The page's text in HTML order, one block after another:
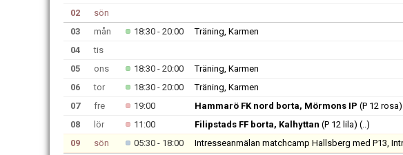
02
sön
03 mån 18:30 - 20:00
Träning, Karmen
04
tis
05
ons 18:30 - 20:00
Träning, Karmen
06
tor 18:30 - 20:00
Träning, Karmen
07
fre 19:00 Hammarö FK nord borta, Mörmons IP (P 12 rosa)
08
lör 11:00 Filipstads FF borta, Kalhyttan (P 12 lila) (..)
09
sön 05:30 - 18:00 Intresseanmälan matchcamp Hallsberg med P13,